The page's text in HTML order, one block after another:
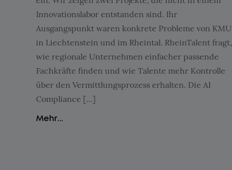
Innovationslabor entstanden sind. Ihr
Ausgangspunkt waren konkrete Probleme von KMU
in Liechtenstein und im Rheintal. RheinTalent fragt,
wie regionale Unternehmen einfacher passende
Fachkräfte finden und wie Talente mehr Kontrolle
über den Vermittlungsprozess erhalten. Die AI
Compliance […]
Mehr...